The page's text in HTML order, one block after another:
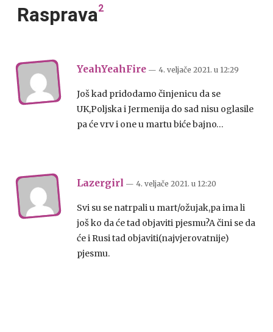
Rasprava2
YeahYeahFire — 4. veljače 2021. u 12:29
Još kad pridodamo činjenicu da se
UK,Poljska i Jermenija do sad nisu oglasile
pa će vrv i one u martu biće bajno…
Lazergirl — 4. veljače 2021. u 12:20
Svi su se natrpali u mart/ožujak,pa ima li
još ko da će tad objaviti pjesmu?A čini se da
će i Rusi tad objaviti(najvjerovatnije)
pjesmu.